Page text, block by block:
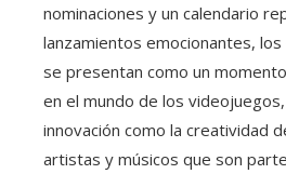
nominaciones y un calendario
lanzamientos emocionantes,
se presentan como un
en el mundo de los
innovación como la creatividad
artistas y músicos que son